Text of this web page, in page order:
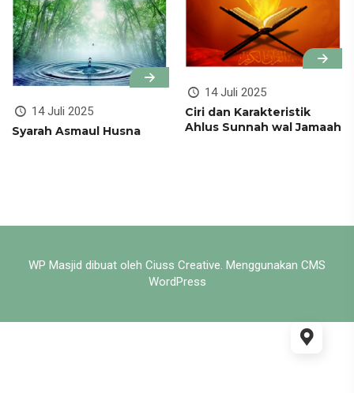
14 Juli 2025
Syarah Asmaul Husna
14 Juli 2025
Ciri dan Karakteristik
Ahlus Sunnah wal Jamaah
WP Masjid dibuat oleh Ciuss Creative. Menggunakan CMS
WordPress